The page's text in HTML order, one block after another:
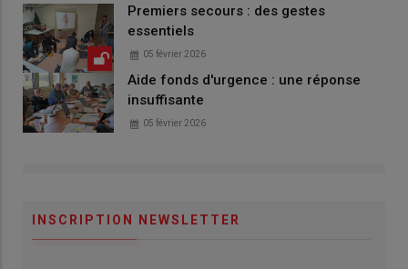
Premiers secours : des gestes
essentiels
05 février 2026
Aide fonds d'urgence : une réponse
insuffisante
05 février 2026
INSCRIPTION NEWSLETTER